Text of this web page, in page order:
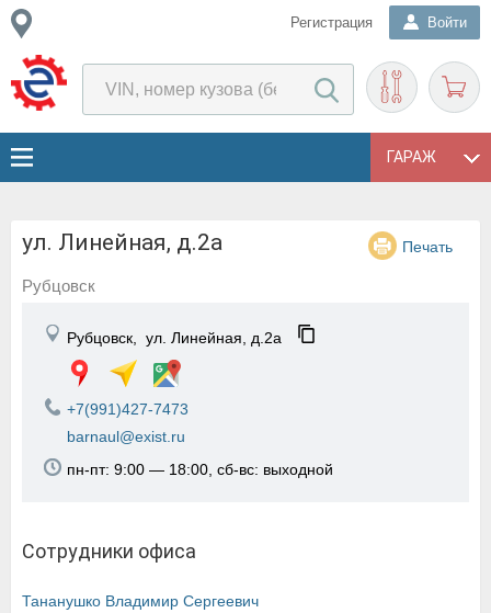
Регистрация Войти
ГАРАЖ
ул. Линейная, д.2а Печать
Рубцовск
Рубцовск, ул. Линейная, д.2а
+7(991)427-7473
barnaul@exist.ru
пн-пт: 9:00 — 18:00, сб-вс: выходной
Сотрудники офиса
Тананушко Владимир Сергеевич